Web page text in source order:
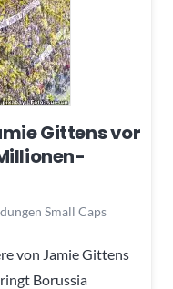
Gittens vor
Small Caps
von Jamie Gittens
Borussia